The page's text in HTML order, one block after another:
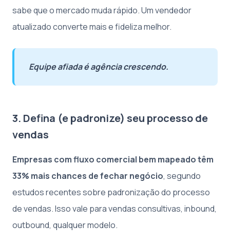
sabe que o mercado muda rápido. Um vendedor
atualizado converte mais e fideliza melhor.
Equipe afiada é agência crescendo.
3. Defina (e padronize) seu processo de
vendas
Empresas com fluxo comercial bem mapeado têm
33% mais chances de fechar negócio, segundo
estudos recentes sobre padronização do processo
de vendas. Isso vale para vendas consultivas, inbound,
outbound, qualquer modelo.